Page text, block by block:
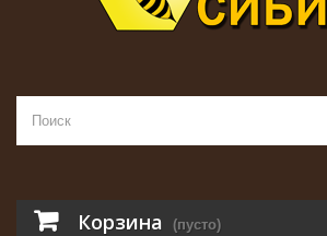
Корзина (пусто)